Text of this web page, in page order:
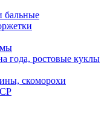
бальные
года, ростовые куклы
скоморохи